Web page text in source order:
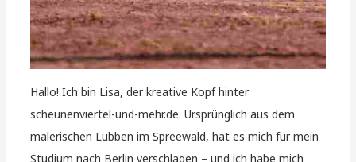
Hallo! Ich bin Lisa, der kreative Kopf hinter
scheunenviertel-und-mehr.de. Ursprünglich aus dem
malerischen Lübben im Spreewald, hat es mich für mein
Studium nach Berlin verschlagen – und ich habe mich